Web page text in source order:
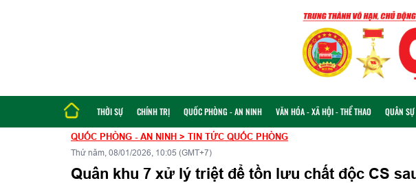
THỜI SỰ CHÍNH TRỊ QUỐC PHÒNG - AN NINH VĂN HÓA - XÃ HỘI - THỂ THAO QUÂN
QUỐC PHÒNG - AN NINH > TIN TỨC QUỐC PHÒNG
Thứ năm, 08/01/2026, 10:05 (GMT+7)
Quân khu 7 xử lý triệt để tồn lưu chất độc CS